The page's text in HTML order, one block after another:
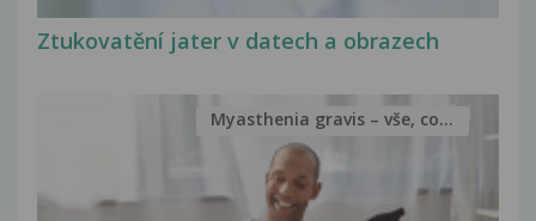
Ztukovatění jater v datech a obrazech
Myasthenia gravis – vše, co...